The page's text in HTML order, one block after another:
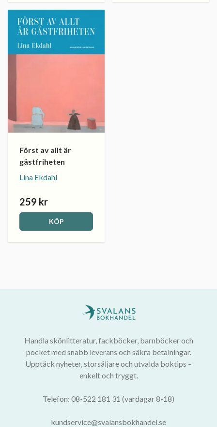
Först av allt är
gästfriheten
Lina Ekdahl
259 kr
KÖP
Handla skönlitteratur, fackböcker, barnböcker och
pocket med snabb leverans och säkra betalningar.
Upptäck nyheter, storsäljare och utvalda boktips –
enkelt och tryggt.
Telefon: 08-522 181 31 (vardagar 8-18)
kundservice@svalansbokhandel.se